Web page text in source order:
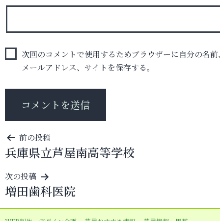
次回のコメントで使用するためブラウザーに自分の名前
メールアドレス、サイトを保存する。
投
稿
ナ
ビ
ゲ
ー
前の投稿
兵庫県立芦屋南高等学校
次の投稿
増田歯科医院